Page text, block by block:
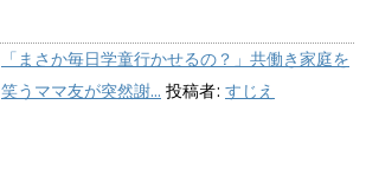
「まさか毎日学童行かせるの？」共働き家庭を
笑うママ友が突然謝... 投稿者: すじえ